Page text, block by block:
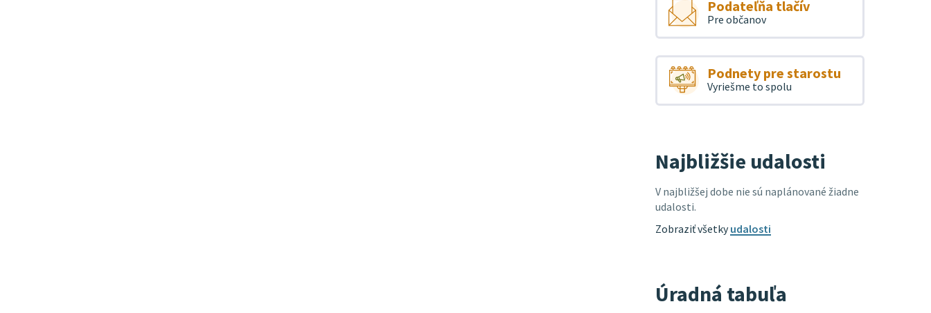
Podateľňa tlačív
Pre občanov
Podnety pre starostu
Vyriešme to spolu
Najbližšie udalosti
V najbližšej dobe nie sú naplánované žiadne
udalosti.
Zobraziť všetkyudalosti
Úradná tabuľa